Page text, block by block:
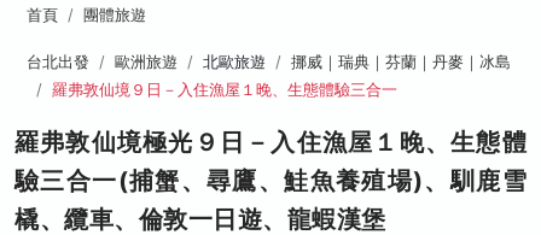
首頁 團體旅遊
台北出發 歐洲旅遊 北歐旅遊
挪威｜瑞典｜芬蘭｜丹麥｜冰島
羅弗敦仙境９日－入住漁屋１晚、生態體驗三合一
羅弗敦仙境極光９日－入住漁屋１晚、生態體
驗三合一(捕蟹、尋鷹、鮭魚養殖場)、馴鹿雪
橇、纜車、倫敦一日遊、龍蝦漢堡